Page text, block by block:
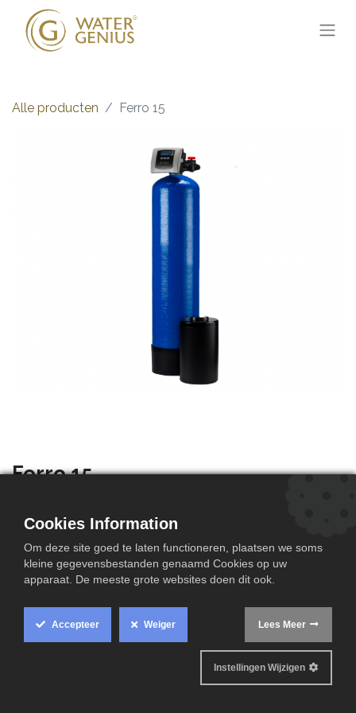
Alle producten Ferro 15
Ferro 15
• Ontijzering
• Debiet: 1.500 liter/u (gemiddeld werkingsdebiet,
afhankelijk van watersamenstelling)
Cookies Information
Om deze site goed te laten functioneren, plaatsen we soms
kleine gegevensbestanden genaamd Cookies op uw
apparaat. De meeste grote websites doen dit ook.
Accepteer Weiger Lees Meer
Instellingen Wijzigen